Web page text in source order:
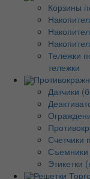
Корзины
Тележки
тележки
Датчики
Счетчики
Съемники
Этикетки
Решетки